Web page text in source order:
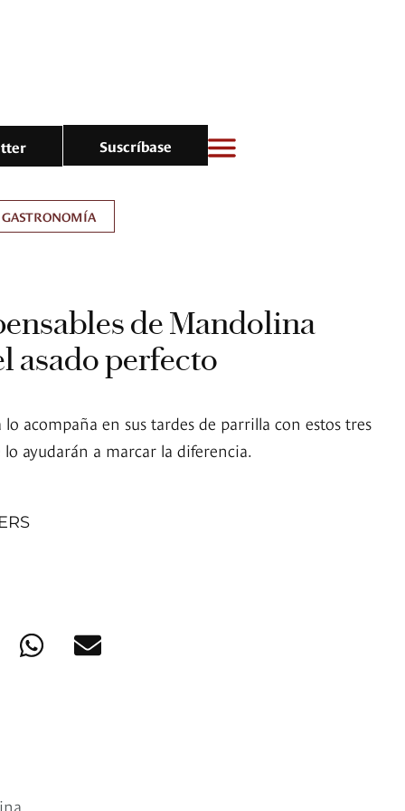
Suscríbase
GASTRONOMÍA
de Mandolina
asado perfecto
acompaña en sus tardes de parrilla con estos tres
ayudarán a marcar la diferencia.